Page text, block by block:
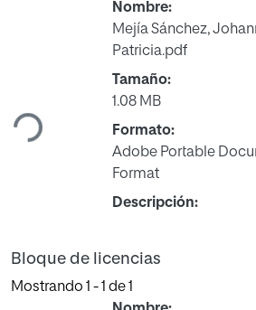
Cargando...
Nombre:
Mejía Sánchez,
Patricia.pdf
Tamaño:
1.08 MB
Formato:
Adobe Portable
Format
Descripción:
Bloque de licencias
Mostrando 1 - 1 de 1